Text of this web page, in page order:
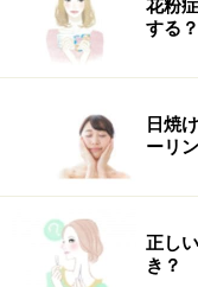
ュブラウンのカラ
ました。
【このスタイルが
髪量：普通～多い
顔型：四角・卵型
花粉
する？
日焼
ーリ
正し
き？